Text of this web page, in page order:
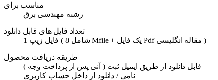
مناسب برای
رشته مهندسی برق
تعداد فایل های قابل دانلود
1 فایل زیپ ( شامل 8 Mfile + یک فایل Pdf مقاله انگلیسی )
طریقه دریافت محصول
( آنی پس از پرداخت وجه ) قابل دانلود از طریق ایمیل ثبت
نامی / دانلود از داخل حساب کاربری